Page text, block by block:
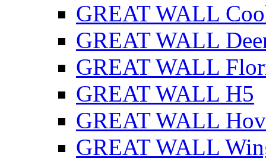
GREAT WALL
GREAT WALL
GREAT WALL
GREAT WALL H5
GREAT WALL
GREAT WALL